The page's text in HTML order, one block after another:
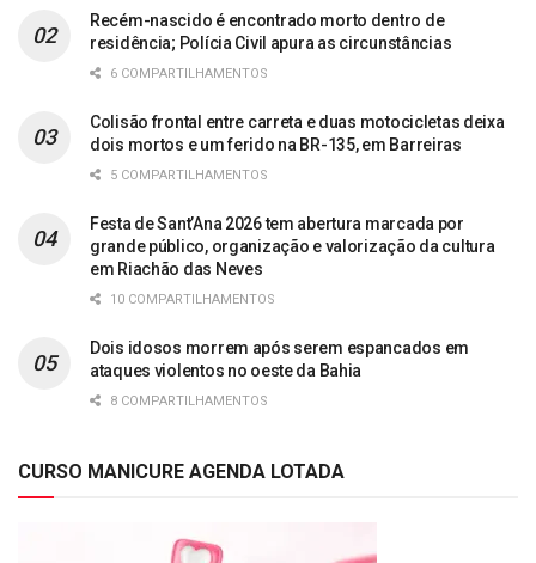
Recém-nascido é encontrado morto dentro de
residência; Polícia Civil apura as circunstâncias
6 COMPARTILHAMENTOS
Colisão frontal entre carreta e duas motocicletas deixa
dois mortos e um ferido na BR-135, em Barreiras
5 COMPARTILHAMENTOS
Festa de Sant’Ana 2026 tem abertura marcada por
grande público, organização e valorização da cultura
em Riachão das Neves
10 COMPARTILHAMENTOS
Dois idosos morrem após serem espancados em
ataques violentos no oeste da Bahia
8 COMPARTILHAMENTOS
CURSO MANICURE AGENDA LOTADA